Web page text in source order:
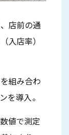
店前の通
入店率）
組み合わ
を導入。
値で測定